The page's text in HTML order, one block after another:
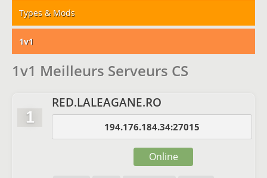
Types & Mods
1v1
1v1 Meilleurs Serveurs CS
1
RED.LALEAGANE.RO
194.176.184.34:27015
Online